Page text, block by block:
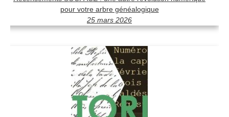
pour votre arbre généalogique
25 mars 2026